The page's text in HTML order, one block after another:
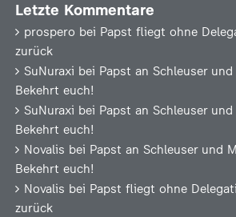
Letzte Kommentare
prospero bei Papst fliegt ohne
zurück
SuNuraxi bei Papst an Schleuser
Bekehrt euch!
SuNuraxi bei Papst an Schleuser
Bekehrt euch!
Novalis bei Papst an Schleuser und
Bekehrt euch!
Novalis bei Papst fliegt ohne
zurück